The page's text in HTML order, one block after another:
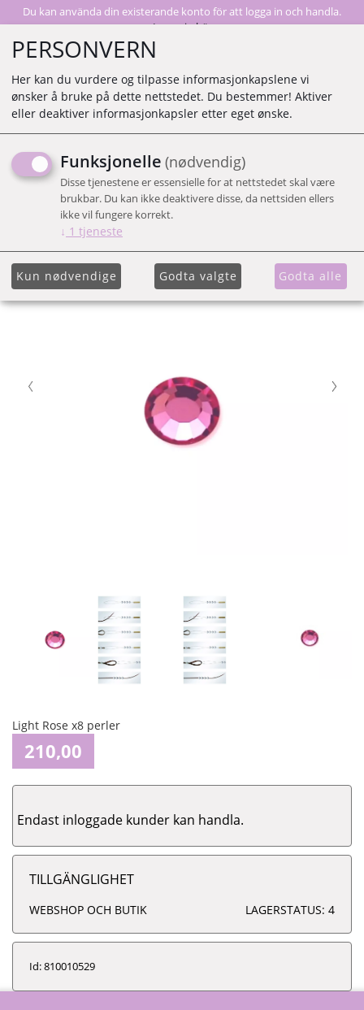
Du kan använda din existerande konto för att logga in och handla.
Logga in här
BLINX BLING LIGHT ROSE
X8 PERLER
Light Rose x8 perler
210,00
Endast inloggade kunder kan handla.
TILLGÄNGLIGHET
WEBSHOP OCH BUTIK LAGERSTATUS: 4
Id: 810010529
PERSONVERN
Her kan du vurdere og tilpasse informasjonkapslene vi
ønsker å bruke på dette nettstedet. Du bestemmer! Aktiver
eller deaktiver informasjonkapsler etter eget ønske.
Funksjonelle (nødvendig)
Disse tjenestene er essensielle for at nettstedet skal være
brukbar. Du kan ikke deaktivere disse, da nettsiden ellers
ikke vil fungere korrekt.
↓ 1 tjeneste
Kun nødvendige Godta valgte Godta alle